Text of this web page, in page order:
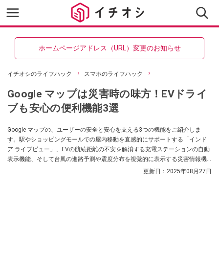
ホームページアドレス（URL）変更のお知らせ
イチオシのライフハック スマホのライフハック
Google マップは災害時の味方！EVドライ
ブも安心の便利機能3選
Google マップの、ユーザーの安全と安心を支える3つの機能をご紹介しま
す。駅やショッピングモールでの屋内移動を直感的にサポートする「インド
ア ライブビュー」、EVの航続距離の不安を解消する充電ステーションの自動
表示機能、そして台風の進路予測や震度分布を視覚的に表示する災害情報機
能など、もしもの時にも頼りになる情報が満載。これらの機能を活用して、
更新日： 2025年08月27日